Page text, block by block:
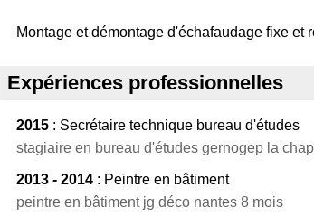
Montage et démontage d'échafaudage fixe et
Expériences professionnelles
2015 : Secrétaire technique bureau d'études
stagiaire en bureau d'études gernogep la
2013 - 2014 : Peintre en bâtiment
peintre en bâtiment jg déco nantes 8 mois